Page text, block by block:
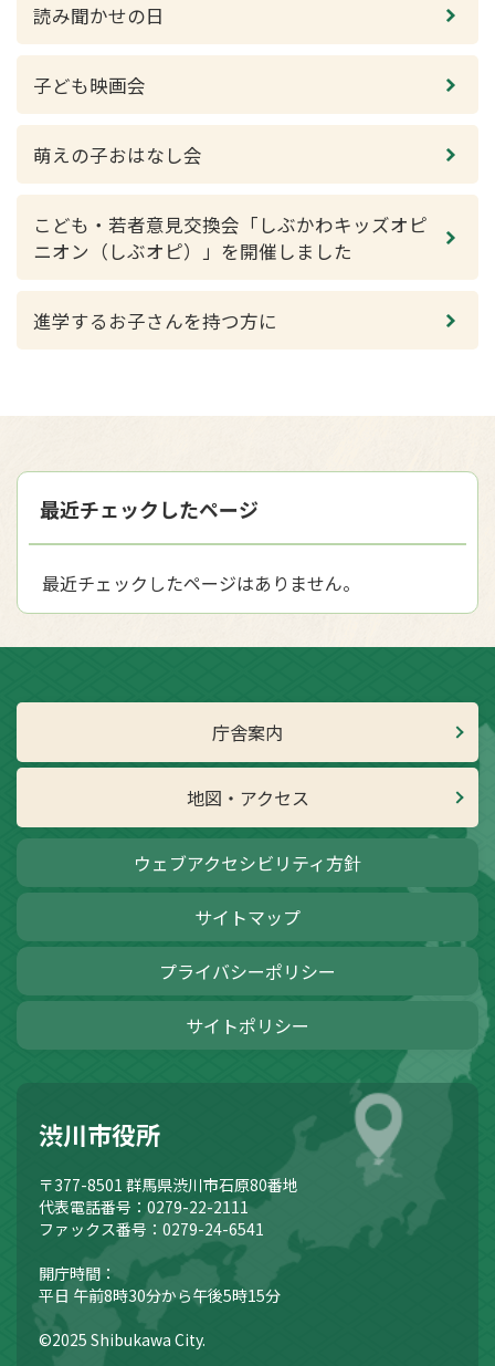
読み聞かせの日
子ども映画会
萌えの子おはなし会
こども・若者意見交換会「しぶかわキッズオピ
ニオン（しぶオピ）」を開催しました
進学するお子さんを持つ方に
最近チェックしたページ
最近チェックしたページはありません。
庁舎案内
地図・アクセス
ウェブアクセシビリティ方針
サイトマップ
プライバシーポリシー
サイトポリシー
渋川市役所
〒377-8501 群馬県渋川市石原80番地
代表電話番号：0279-22-2111
ファックス番号：0279-24-6541
開庁時間：
平日 午前8時30分から午後5時15分
©2025 Shibukawa City.